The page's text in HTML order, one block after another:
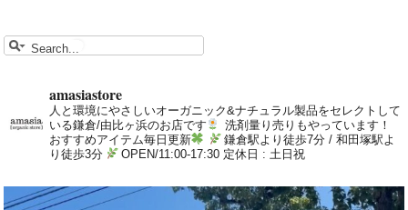
amasiastore
人と環境にやさしいオーガニック&ナチュラル製品をセレクトして
いる鎌倉/由比ヶ浜のお店です
洗剤量り売りもやっています！
おすすめアイテム毎日更新
鎌倉駅より徒歩7分 / 和田塚駅よ
り徒歩3分
OPEN/11:00-17:30 定休日 : 土日祝